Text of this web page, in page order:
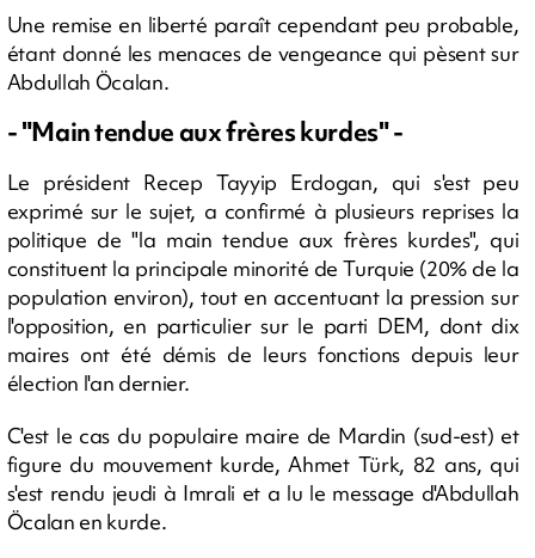
Une remise en liberté paraît cependant peu probable,
étant donné les menaces de vengeance qui pèsent sur
Abdullah Öcalan.
- "Main tendue aux frères kurdes" -
Le président Recep Tayyip Erdogan, qui s'est peu
exprimé sur le sujet, a confirmé à plusieurs reprises la
politique de "la main tendue aux frères kurdes", qui
constituent la principale minorité de Turquie (20% de la
population environ), tout en accentuant la pression sur
l'opposition, en particulier sur le parti DEM, dont dix
maires ont été démis de leurs fonctions depuis leur
élection l'an dernier.
C'est le cas du populaire maire de Mardin (sud-est) et
figure du mouvement kurde, Ahmet Türk, 82 ans, qui
s'est rendu jeudi à Imrali et a lu le message d'Abdullah
Öcalan en kurde.